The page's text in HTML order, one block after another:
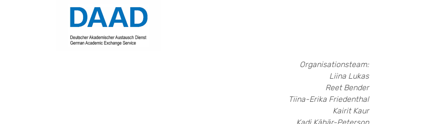
Organisationsteam:
Liina Lukas
Reet Bender
Tiina-Erika Friedenthal
Kairit Kaur